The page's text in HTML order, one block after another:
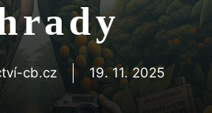
cb.cz 19. 11. 2025